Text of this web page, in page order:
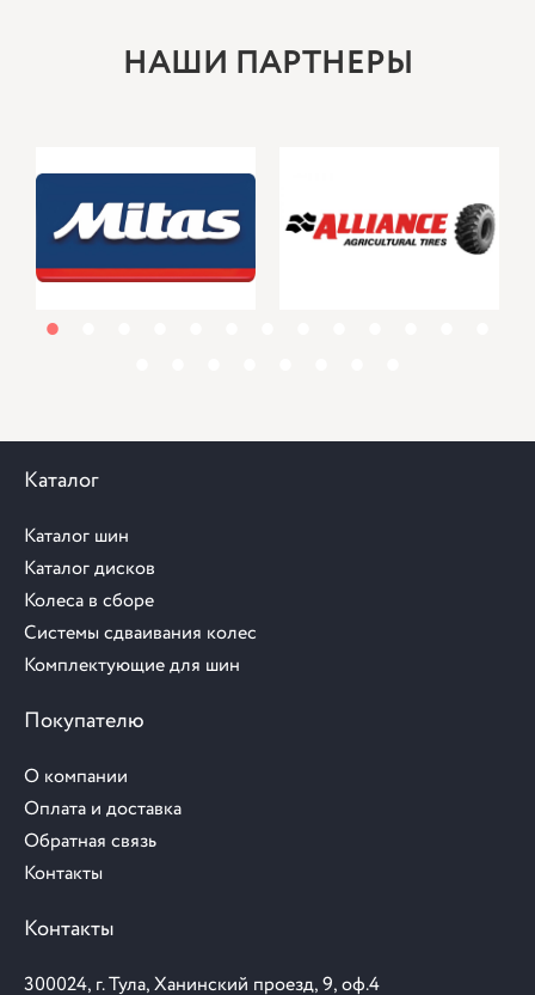
НАШИ ПАРТНЕРЫ
Каталог
Каталог шин
Каталог дисков
Колеса в сборе
Системы сдваивания колес
Комплектующие для шин
Покупателю
О компании
Оплата и доставка
Обратная связь
Контакты
Контакты
300024, г. Тула, Ханинский проезд, 9, оф.4